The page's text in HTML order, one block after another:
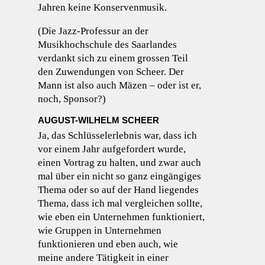
Jahren keine Konservenmusik.
(Die Jazz-Professur an der
Musikhochschule des Saarlandes
verdankt sich zu einem grossen Teil
den Zuwendungen von Scheer. Der
Mann ist also auch Mäzen – oder ist er,
noch, Sponsor?)
AUGUST-WILHELM SCHEER
Ja, das Schlüsselerlebnis war, dass ich
vor einem Jahr aufgefordert wurde,
einen Vortrag zu halten, und zwar auch
mal über ein nicht so ganz eingängiges
Thema oder so auf der Hand liegendes
Thema, dass ich mal vergleichen sollte,
wie eben ein Unternehmen funktioniert,
wie Gruppen in Unternehmen
funktionieren und eben auch, wie
meine andere Tätigkeit in einer